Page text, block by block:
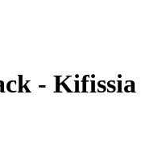
- Kifissia